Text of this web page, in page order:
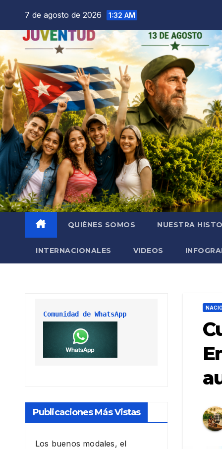
7 de agosto de 2026 1:32 AM
QUIÉNES SOMOS NUESTRA
INTERNACIONALES VIDEOS
Comunidad de WhatsApp
Publicaciones Más Vistas
Los buenos modales, el